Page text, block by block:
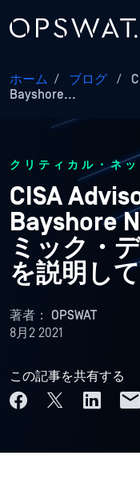
ホーム / ブログ /
Bayshore...
クリティカル・ネ
CISA
Bayshore
ミック・
を説明し
著者： OPSWAT
8月2 2021
この記事を共有する